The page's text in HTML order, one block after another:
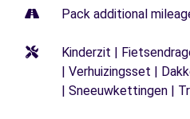
Pack additional
Kinderzit |
| Verhuizingsset |
| Sneeuwkettingen |